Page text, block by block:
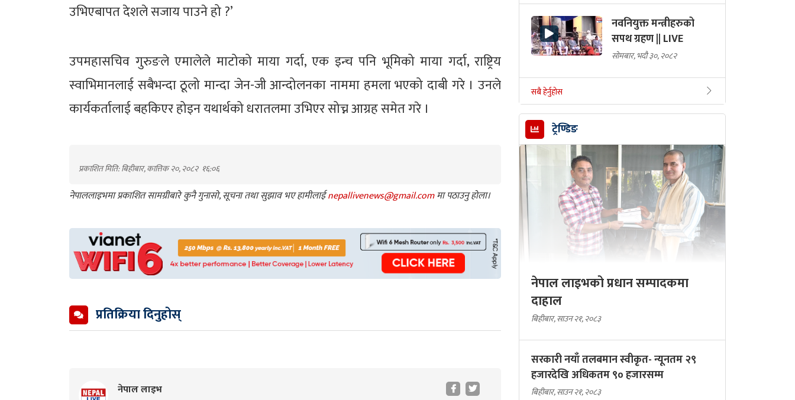
उभिएबापत देशले सजाय पाउने हो ?’
उपमहासचिव गुरुङले एमालेले माटोको माया गर्दा, एक इन्च पनि भूमिको माया गर्दा, राष्ट्रिय
स्वाभिमानलाई सबैभन्दा ठूलो मान्दा जेन-जी आन्दोलनका नाममा हमला भएको दाबी गरे । उनले
कार्यकर्तालाई बहकिएर होइन यथार्थको धरातलमा उभिएर सोच्न आग्रह समेत गरे ।
प्रकाशित मिति: बिहीबार, कात्तिक २०, २०८२ १६:०६
नेपाललाइभमा प्रकाशित सामग्रीबारे कुनै गुनासो, सूचना तथा सुझाव भए हामीलाईnepallivenews@gmail.comमा पठाउनु होला।
प्रतिक्रिया दिनुहोस्
नेपाल लाइभ
नवनियुक्त मन्त्रीहरुको
सपथ ग्रहण || LIVE
सोमबार, भदौ ३०, २०८२
सबै हेर्नुहोस
ट्रेण्डिङ
नेपाल लाइभको प्रधान सम्पादकमा
दाहाल
बिहीबार, साउन २१, २०८३
सरकारी नयाँ तलबमान स्वीकृत- न्यूनतम २९
हजारदेखि अधिकतम ९० हजारसम्म
बिहीबार, साउन २१, २०८३